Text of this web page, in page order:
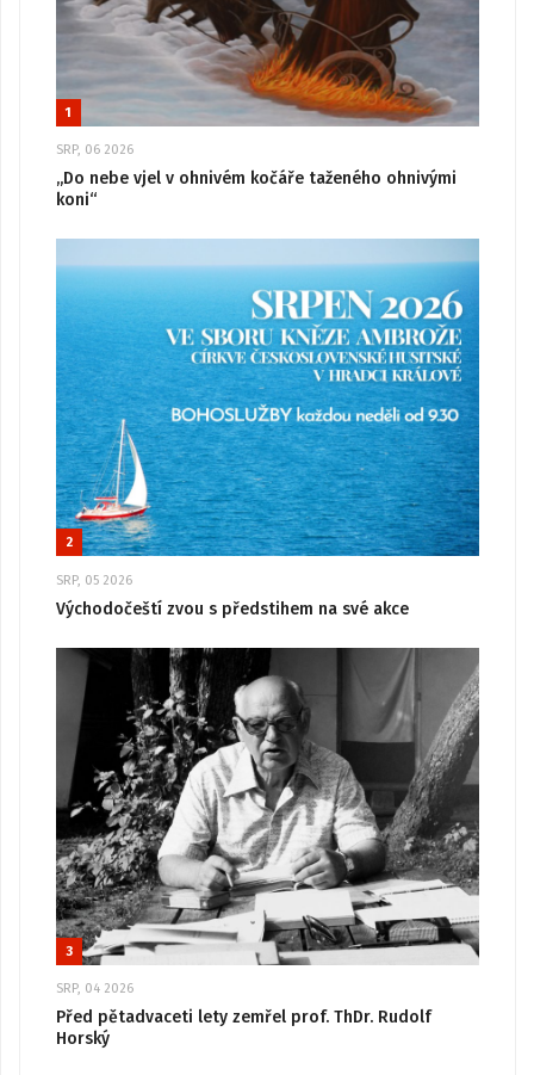
1
SRP, 06 2026
„Do nebe vjel v ohnivém kočáře taženého ohnivými
koni“
2
SRP, 05 2026
Východočeští zvou s předstihem na své akce
3
SRP, 04 2026
Před pětadvaceti lety zemřel prof. ThDr. Rudolf
Horský